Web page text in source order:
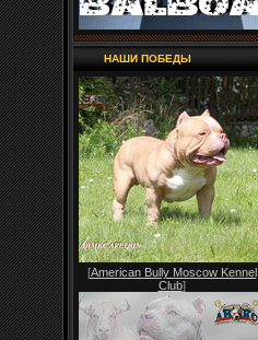
НАШИ ПОБЕДЫ
[American Bully Moscow Kennel
Club]